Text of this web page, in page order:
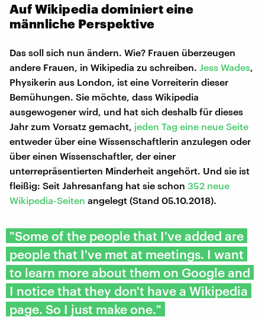
Auf Wikipedia dominiert eine
männliche Perspektive
Das soll sich nun ändern. Wie? Frauen überzeugen
andere Frauen, in Wikipedia zu schreiben. Jess Wades
Physikerin aus London, ist eine Vorreiterin dieser
Bemühungen. Sie möchte, dass Wikipedia
ausgewogener wird, und hat sich deshalb für dieses
Jahr zum Vorsatz gemacht, jeden Tag eine neue Seite
entweder über eine Wissenschaftlerin anzulegen oder
über einen Wissenschaftler, der einer
unterrepräsentierten Minderheit angehört. Und sie ist
fleißig: Seit Jahresanfang hat sie schon 352 neue
Wikipedia-Seiten angelegt (Stand 05.10.2018).
"Some of the people that I've added are
people that I've met at meetings. I want
to learn more about them on Google and
I notice that they don't have a Wikipedia
page. So I just make one."